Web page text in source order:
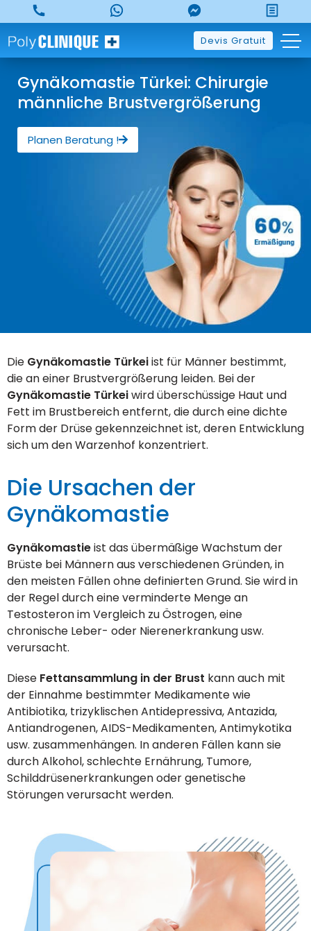
Devis Gratuit
Gynäkomastie Türkei: Chirurgie
männliche Brustvergrößerung
Planen Beratung !
Die Gynäkomastie Türkeiist für Männer bestimmt,
die an einer Brustvergrößerung leiden. Bei der
Gynäkomastie Türkeiwird überschüssige Haut und
Fett im Brustbereich entfernt, die durch eine dichte
Form der Drüse gekennzeichnet ist, deren Entwicklung
sich um den Warzenhof konzentriert.
Die Ursachen der
Gynäkomastie
Gynäkomastieist das übermäßige Wachstum der
Brüste bei Männern aus verschiedenen Gründen, in
den meisten Fällen ohne definierten Grund. Sie wird in
der Regel durch eine verminderte Menge an
Testosteron im Vergleich zu Östrogen, eine
chronische Leber- oder Nierenerkrankung usw.
verursacht.
Diese Fettansammlung in der Brust kann auch mit
der Einnahme bestimmter Medikamente wie
Antibiotika, trizyklischen Antidepressiva, Antazida,
Antiandrogenen, AIDS-Medikamenten, Antimykotika
usw. zusammenhängen. In anderen Fällen kann sie
durch Alkohol, schlechte Ernährung, Tumore,
Schilddrüsenerkrankungen oder genetische
Störungen verursacht werden.